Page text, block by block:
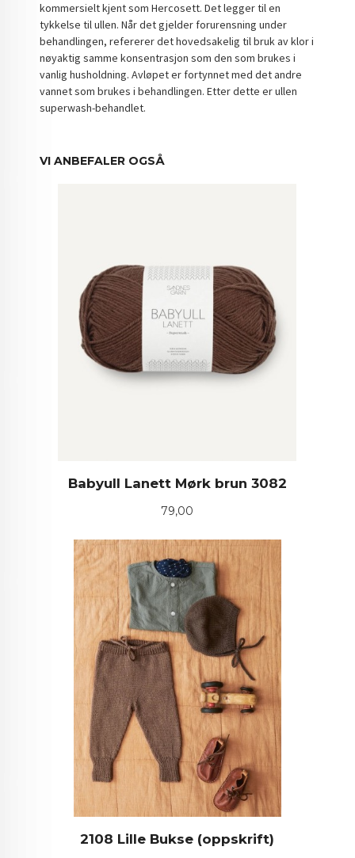
kommersielt kjent som Hercosett. Det legger til en
tykkelse til ullen. Når det gjelder forurensning under
behandlingen, refererer det hovedsakelig til bruk av klor i
nøyaktig samme konsentrasjon som den som brukes i
vanlig husholdning. Avløpet er fortynnet med det andre
vannet som brukes i behandlingen. Etter dette er ullen
superwash-behandlet.
VI ANBEFALER OGSÅ
Babyull Lanett Mørk brun 3082
Pris
79,00
2108 Lille Bukse (oppskrift)